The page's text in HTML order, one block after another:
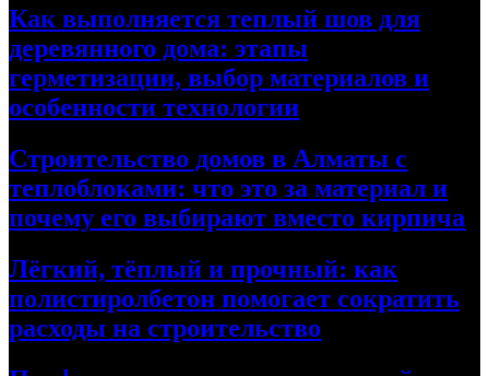
Как выполняется теплый шов для
деревянного дома: этапы
герметизации, выбор материалов и
особенности технологии
Строительство домов в Алматы с
теплоблоками: что это за материал и
почему его выбирают вместо кирпича
Лёгкий, тёплый и прочный: как
полистиролбетон помогает сократить
расходы на строительство